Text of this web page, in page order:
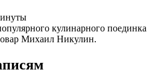
кулинарного поединка
Михаил Никулин.